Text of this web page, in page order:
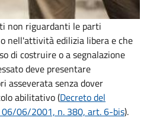
non riguardanti le parti
nell'attività edilizia libera e che
di costruire o a segnalazione
deve presentare
asseverata senza dover
abilitativo (Decreto del
06/06/2001, n. 380, art. 6-bis).